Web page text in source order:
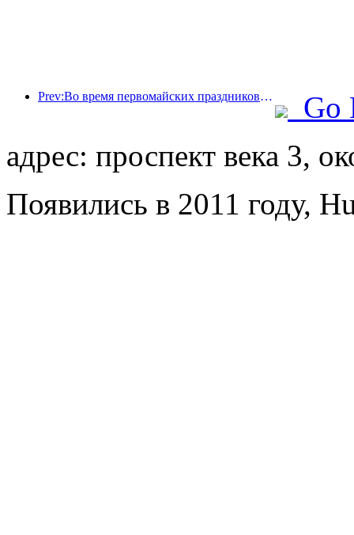
Prev:Во время первомайских праздников по железной дороге в дельте реки Янцзы было перевезено более 21,38 миллиона пассажиров.
Go
адрес: проспект века 3,
Появились в 2011 году,